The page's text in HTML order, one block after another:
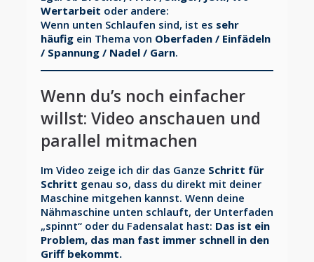
Wertarbeit oder andere:
Wenn unten Schlaufen sind, ist es sehr
häufig ein Thema von Oberfaden / Einfädeln
/ Spannung / Nadel / Garn.
Wenn du’s noch einfacher
willst: Video anschauen und
parallel mitmachen
Im Video zeige ich dir das Ganze Schritt für
Schritt genau so, dass du direkt mit deiner
Maschine mitgehen kannst. Wenn deine
Nähmaschine unten schlauft, der Unterfaden
„spinnt“ oder du Fadensalat hast: Das ist ein
Problem, das man fast immer schnell in den
Griff bekommt.